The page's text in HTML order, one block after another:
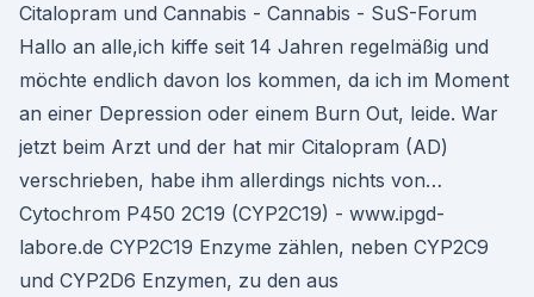
Citalopram und Cannabis - Cannabis - SuS-Forum
Hallo an alle,ich kiffe seit 14 Jahren regelmäßig und
möchte endlich davon los kommen, da ich im Moment
an einer Depression oder einem Burn Out, leide. War
jetzt beim Arzt und der hat mir Citalopram (AD)
verschrieben, habe ihm allerdings nichts von…
Cytochrom P450 2C19 (CYP2C19) - www.ipgd-
labore.de CYP2C19 Enzyme zählen, neben CYP2C9
und CYP2D6 Enzymen, zu den aus